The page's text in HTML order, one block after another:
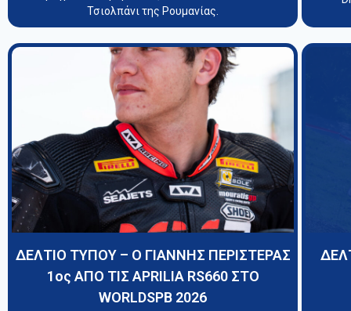
Τσιολπάνι της Ρουμανίας.
ΔΕΛΤΙΟ ΤΥΠΟΥ – Ο ΓΙΑΝΝΗΣ ΠΕΡΙΣΤΕΡΑΣ
1oς ΑΠΟ ΤΙΣ APRILIA RS660 ΣΤΟ
WORLDSPB 2026